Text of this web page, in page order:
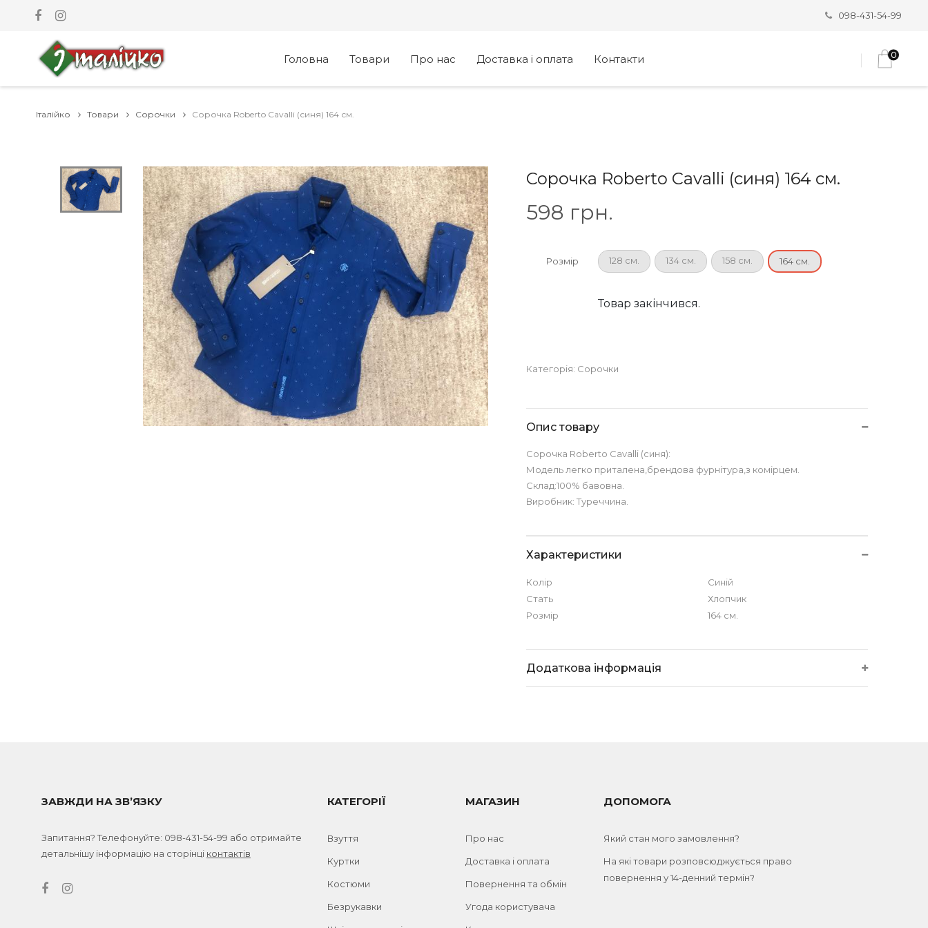
098-431-54-99
Головна Товари Про нас Доставка і оплата Контакти 0
Італійко Товари Сорочки Сорочка Roberto Cavalli (синя) 164 см.
Сорочка Roberto Cavalli (синя) 164 см.
598 грн.
Розмір 128 см. 134 см. 158 см. 164 см.
Товар закінчився.
Категорія: Сорочки
Опис товару
Сорочка Roberto Cavalli (синя):
Модель легко приталена,брендова фурнітура,з комірцем.
Склад:100% бавовна.
Виробник: Туреччина.
Характеристики
Колір
Синій
Стать
Хлопчик
Розмір
164 см.
Додаткова інформація
ЗАВЖДИ НА ЗВ’ЯЗКУ
Запитання? Телефонуйте: 098-431-54-99 або отримайте
детальнішу інформацію на сторінці контактів
КАТЕГОРІЇ
Взуття
Куртки
Костюми
Безрукавки
МАГАЗИН
Про нас
Доставка і оплата
Повернення та обмін
Угода користувача
ДОПОМОГА
Який стан мого замовлення?
На які товари розповсюджується право
повернення у 14-денний термін?